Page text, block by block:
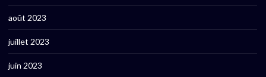
août 2023
juillet 2023
juin 2023